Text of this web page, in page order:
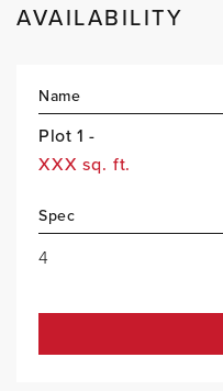
AVAILABILITY
Name
Plot 1 -
XXX sq. ft.
Spec
4